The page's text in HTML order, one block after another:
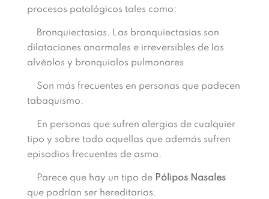
procesos patológicos tales como:
Bronquiectasias. Las bronquiectasias son
dilataciones anormales e irreversibles de los
alvéolos y bronquiolos pulmonares
Son más frecuentes en personas que padecen
tabaquismo.
En personas que sufren alergias de cualquier
tipo y sobre todo aquellas que además sufren
episodios frecuentes de asma.
Parece que hay un tipo de Pólipos Nasales
que podrían ser hereditarios.